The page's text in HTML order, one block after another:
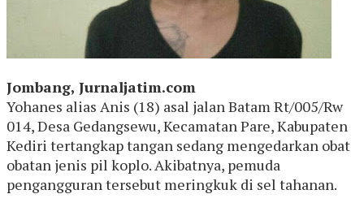
Jombang, Jurnaljatim.com
Yohanes alias Anis (18) asal jalan Batam Rt/005/Rw
014, Desa Gedangsewu, Kecamatan Pare, Kabupaten
Kediri tertangkap tangan sedang mengedarkan obat
obatan jenis pil koplo. Akibatnya, pemuda
pengangguran tersebut meringkuk di sel tahanan.